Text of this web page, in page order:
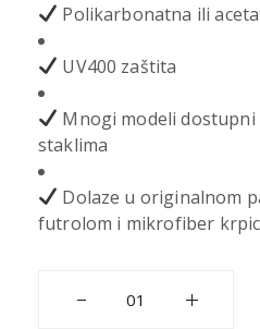
Polikarbonatna ili
UV400 zaštita
Mnogi modeli
staklima
Dolaze u originalnom
futrolom i mikrofiber